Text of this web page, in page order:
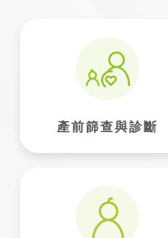
產前篩查與診斷